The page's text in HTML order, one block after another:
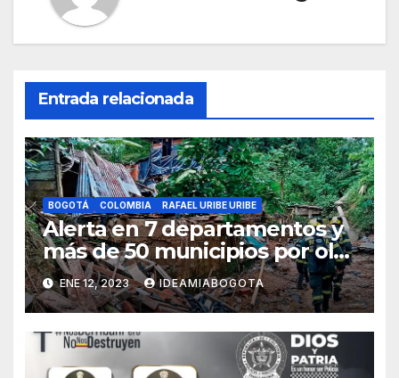
Entrada relacionada
BOGOTÁ COLOMBIA RAFAEL URIBE URIBE
Alerta en 7 departamentos y
más de 50 municipios por ola
invernal
ENE 12, 2023 IDEAMIABOGOTA